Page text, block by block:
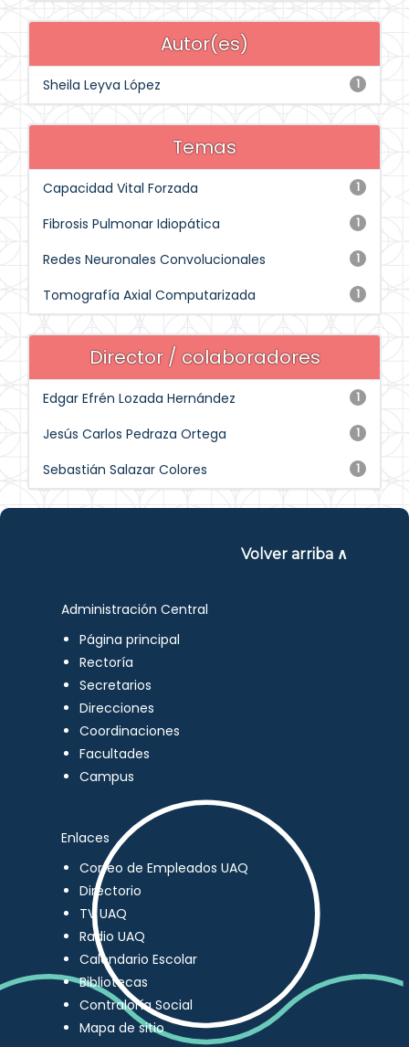
Autor(es)
1
Sheila Leyva López
Temas
1
Capacidad Vital Forzada
1
Fibrosis Pulmonar Idiopática
1
Redes Neuronales Convolucionales
1
Tomografía Axial Computarizada
Director / colaboradores
1
Edgar Efrén Lozada Hernández
1
Jesús Carlos Pedraza Ortega
1
Sebastián Salazar Colores
Volver arriba ∧
Administración Central
Página principal
Rectoría
Secretarios
Direcciones
Coordinaciones
Facultades
Campus
Enlaces
Correo de Empleados UAQ
Directorio
TV UAQ
Radio UAQ
Calendario Escolar
Bibliotecas
Contraloría Social
Mapa de sitio